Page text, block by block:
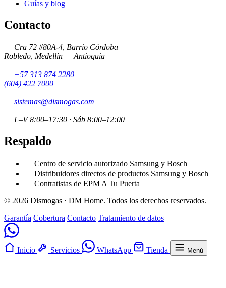
Guías y blog
Contacto
Cra 72 #80A-4, Barrio Córdoba
Robledo, Medellín — Antioquia
+57 313 874 2280
(604) 422 7000
sistemas@dismogas.com
L–V8:00–17:30 · Sáb 8:00–12:00
Respaldo
Centro de servicio autorizado Samsung y Bosch
Distribuidores directos de productos Samsung y Bosch
Contratistas de EPM A Tu Puerta
© 2026 Dismogas · DM Home. Todos los derechos reservados.
Garantía Cobertura Contacto Tratamiento de datos
Inicio Servicios WhatsApp Tienda Menú